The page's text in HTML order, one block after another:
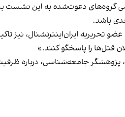
گروه‌های دعوت‌شده به این نشست
باشد.
تحریریه ایران‌اینترنشنال، نیز
قتل‌ها را پاسخگو کنند.»
پژوهشگر جامعه‌شناسی، درباره